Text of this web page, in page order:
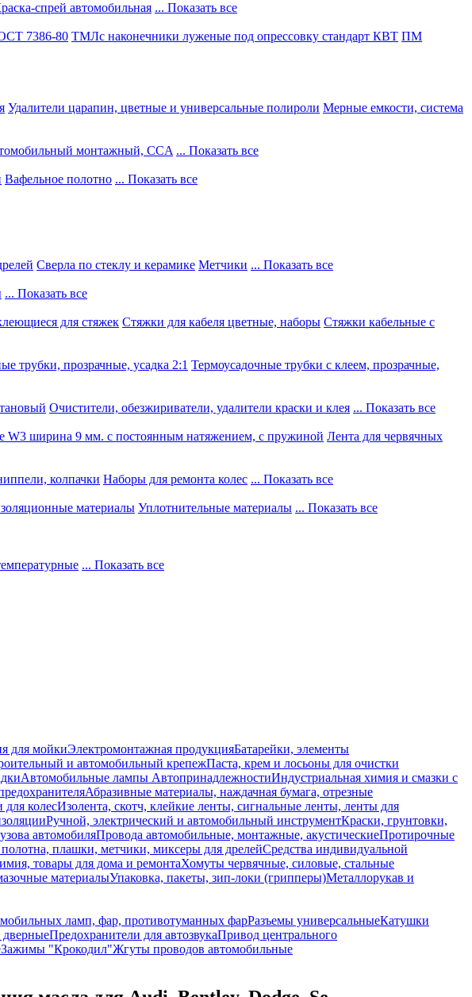
спрей автомобильная ... Показать все
7386-80 ТМЛс наконечники луженые под опрессовку стандарт КВТ ПМ
Удалители царапин, цветные и универсальные полироли Мерные емкости, система
монтажный, CCA ... Показать все
Вафельное полотно ... Показать все
Сверла по стеклу и керамике Метчики ... Показать все
... Показать все
для стяжек Стяжки для кабеля цветные, наборы Стяжки кабельные с
трубки, прозрачные, усадка 2:1 Термоусадочные трубки с клеем, прозрачные,
Очистители, обезжириватели, удалители краски и клея ... Показать все
W3 ширина 9 мм. с постоянным натяжением, с пружиной Лента для червячных
колпачки Наборы для ремонта колес ... Показать все
материалы Уплотнительные материалы ... Показать все
... Показать все
для мойкиЭлектромонтажная продукцияБатарейки, элементы
и автомобильный крепежПаста, крем и лосьоны для очистки
Автомобильные лампы АвтопринадлежностиИндустриальная химия и смазки с
Абразивные материалы, наждачная бумага, отрезные
колесИзолента, скотч, клейкие ленты, сигнальные ленты, ленты для
Ручной, электрический и автомобильный инструментКраски, грунтовки,
автомобиляПровода автомобильные, монтажные, акустическиеПротирочные
плашки, метчики, миксеры для дрелейСредства индивидуальной
товары для дома и ремонтаХомуты червячные, силовые, стальные
материалыУпаковка, пакеты, зип-локи (грипперы)Металлорукав и
ламп, фар, противотуманных фарРазъемы универсальныеКатушки
Предохранители для автозвукаПривод центрального
Зажимы "Крокодил"Жгуты проводов автомобильные